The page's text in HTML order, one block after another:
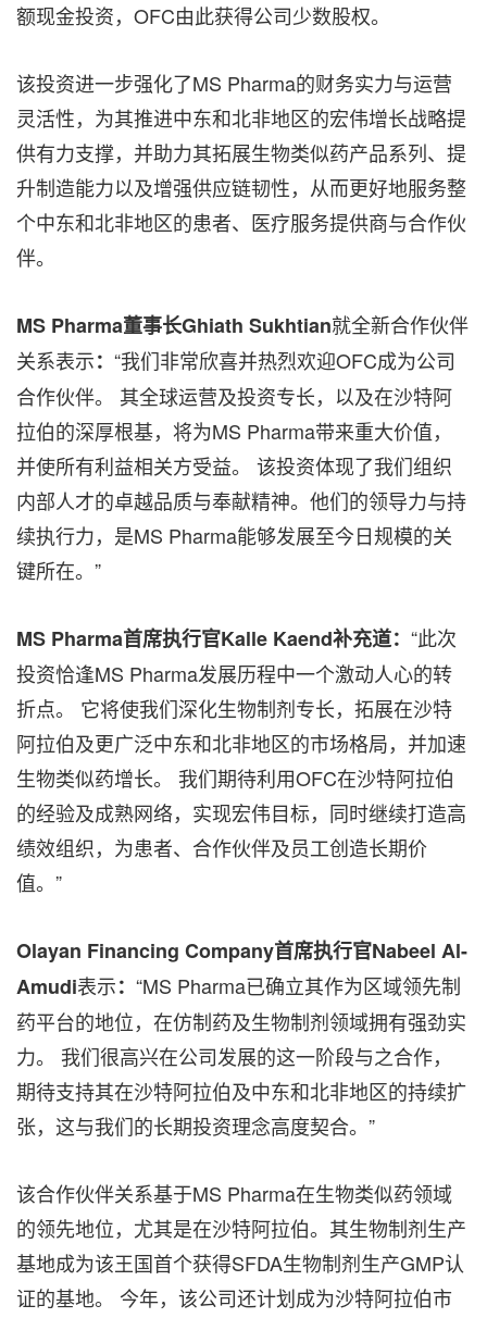
额现金投资，OFC由此获得公司少数股权。
该投资进一步强化了MS Pharma的财务实力与运营
灵活性，为其推进中东和北非地区的宏伟增长战略提
供有力支撑，并助力其拓展生物类似药产品系列、提
升制造能力以及增强供应链韧性，从而更好地服务整
个中东和北非地区的患者、医疗服务提供商与合作伙
伴。
MS Pharma董事长Ghiath Sukhtian就全新合作伙伴
关系表示： “我们非常欣喜并热烈欢迎OFC成为公司
合作伙伴。 其全球运营及投资专长，以及在沙特阿
拉伯的深厚根基，将为MS Pharma带来重大价值，
并使所有利益相关方受益。 该投资体现了我们组织
内部人才的卓越品质与奉献精神。他们的领导力与持
续执行力，是MS Pharma能够发展至今日规模的关
键所在。”
MS Pharma首席执行官Kalle Kaend补充道： “此次
投资恰逢MS Pharma发展历程中一个激动人心的转
折点。 它将使我们深化生物制剂专长，拓展在沙特
阿拉伯及更广泛中东和北非地区的市场格局，并加速
生物类似药增长。 我们期待利用OFC在沙特阿拉伯
的经验及成熟网络，实现宏伟目标，同时继续打造高
绩效组织，为患者、合作伙伴及员工创造长期价
值。”
Olayan Financing Company首席执行官Nabeel Al-
Amudi表示： “MS Pharma已确立其作为区域领先制
药平台的地位，在仿制药及生物制剂领域拥有强劲实
力。 我们很高兴在公司发展的这一阶段与之合作，
期待支持其在沙特阿拉伯及中东和北非地区的持续扩
张，这与我们的长期投资理念高度契合。”
该合作伙伴关系基于MS Pharma在生物类似药领域
的领先地位，尤其是在沙特阿拉伯。其生物制剂生产
基地成为该王国首个获得SFDA生物制剂生产GMP认
证的基地。 今年，该公司还计划成为沙特阿拉伯市